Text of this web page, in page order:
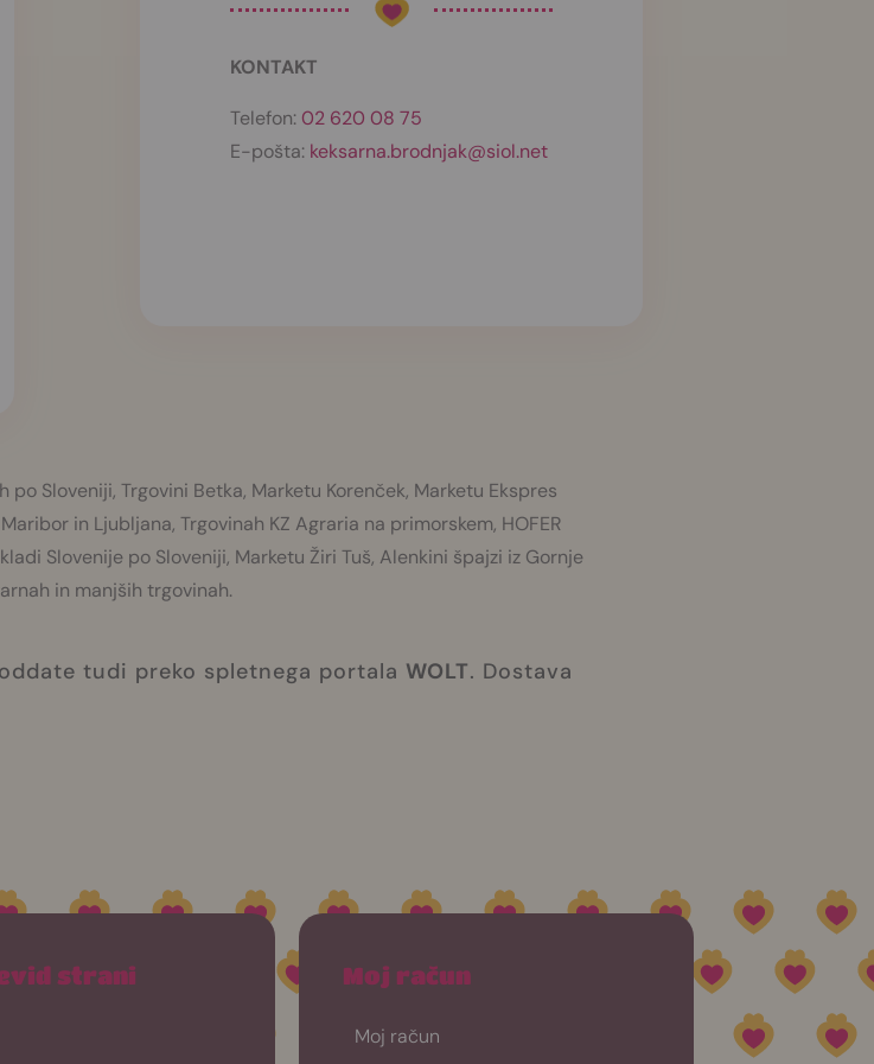
tudi preko spletnega portala WOLT. Dostava
Sloveniji, Trgovini Betka, Marketu Korenček, Marketu Ekspres
in Ljubljana, Trgovinah KZ Agraria na primorskem, HOFER
Slovenije po Sloveniji, Marketu Žiri Tuš, Alenkini špajzi iz Gornje
in manjših trgovinah.
KONTAKT
Telefon: 02 620 08 75
E-pošta: keksarna.brodnjak@siol.net
strani Moj račun
Moj račun